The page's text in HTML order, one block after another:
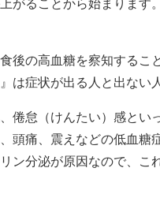
がることから始まりま
後の高血糖を察知するこ
は症状が出る人と出ない
倦怠（けんたい）感とい
頭痛、震えなどの低血
ン分泌が原因なので、